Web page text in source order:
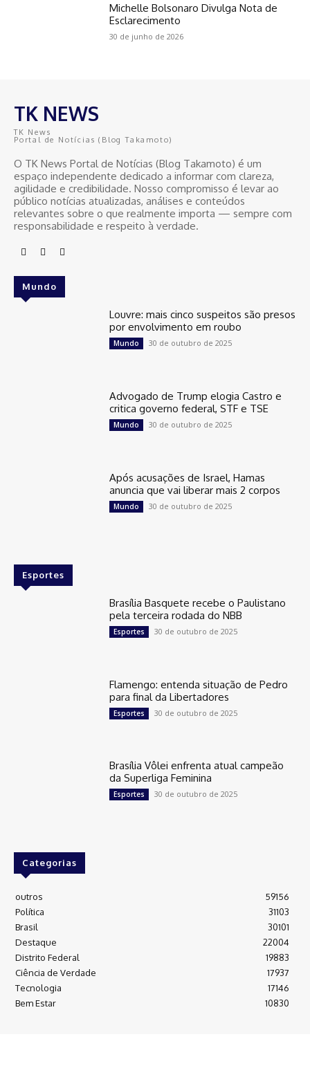
Michelle Bolsonaro Divulga Nota de
Esclarecimento
30 de junho de 2026
TK NEWS
TK News
Portal de Notícias (Blog Takamoto)
O TK News Portal de Notícias (Blog Takamoto) é um
espaço independente dedicado a informar com clareza,
agilidade e credibilidade. Nosso compromisso é levar ao
público notícias atualizadas, análises e conteúdos
relevantes sobre o que realmente importa — sempre com
responsabilidade e respeito à verdade.
Mundo
Louvre: mais cinco suspeitos são presos
por envolvimento em roubo
Mundo 30 de outubro de 2025
Advogado de Trump elogia Castro e
critica governo federal, STF e TSE
Mundo 30 de outubro de 2025
Após acusações de Israel, Hamas
anuncia que vai liberar mais 2 corpos
Mundo 30 de outubro de 2025
Esportes
Brasília Basquete recebe o Paulistano
pela terceira rodada do NBB
Esportes 30 de outubro de 2025
Flamengo: entenda situação de Pedro
para final da Libertadores
Esportes 30 de outubro de 2025
Brasília Vôlei enfrenta atual campeão
da Superliga Feminina
Esportes 30 de outubro de 2025
Categorias
outros
59156
Política
31103
Brasil
30101
Destaque
22004
Distrito Federal
19883
Ciência de Verdade
17937
Tecnologia
17146
Bem Estar
10830